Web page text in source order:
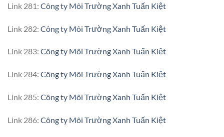
Link 281: Công ty Môi Trường Xanh Tuấn Kiệt
Link 282: Công ty Môi Trường Xanh Tuấn Kiệt
Link 283: Công ty Môi Trường Xanh Tuấn Kiệt
Link 284: Công ty Môi Trường Xanh Tuấn Kiệt
Link 285: Công ty Môi Trường Xanh Tuấn Kiệt
Link 286: Công ty Môi Trường Xanh Tuấn Kiệt